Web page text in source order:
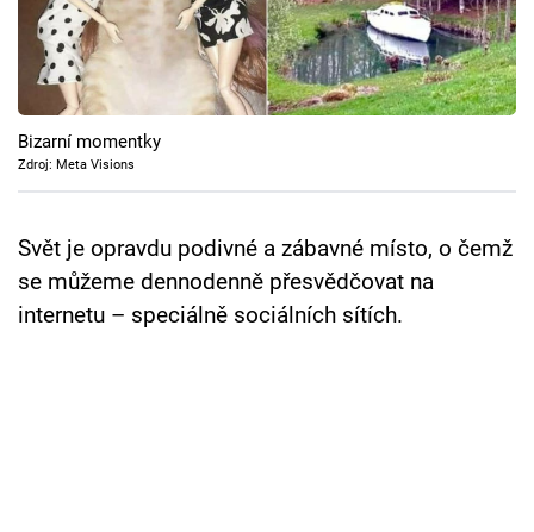
Hry
Cool Esport
Pořady
Sledujte prima+
Bizarní momentky
Zdroj: Meta Visions
Svět je opravdu podivné a zábavné místo, o čemž
se můžeme dennodenně přesvědčovat na
internetu – speciálně sociálních sítích.